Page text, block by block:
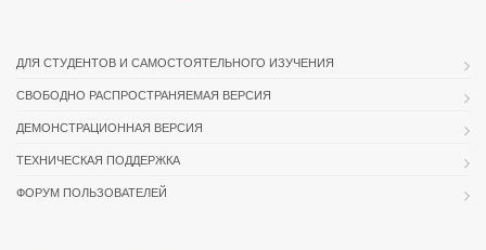
ДЛЯ СТУДЕНТОВ И САМОСТОЯТЕЛЬНОГО ИЗУЧЕНИЯ
СВОБОДНО РАСПРОСТРАНЯЕМАЯ ВЕРСИЯ
ДЕМОНСТРАЦИОННАЯ ВЕРСИЯ
ТЕХНИЧЕСКАЯ ПОДДЕРЖКА
ФОРУМ ПОЛЬЗОВАТЕЛЕЙ